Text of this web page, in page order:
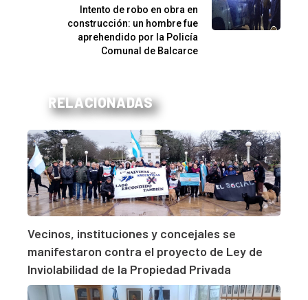
Intento de robo en obra en
construcción: un hombre fue
aprehendido por la Policía
Comunal de Balcarce
RELACIONADAS
Vecinos, instituciones y concejales se
manifestaron contra el proyecto de Ley de
Inviolabilidad de la Propiedad Privada